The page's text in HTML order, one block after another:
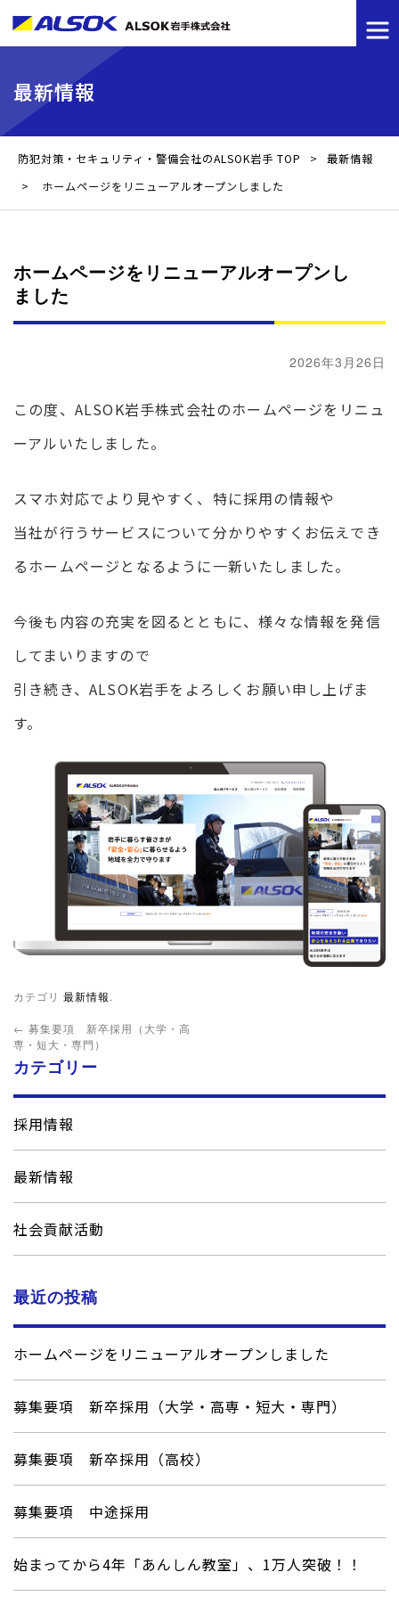
最新情報
防犯対策・セキュリティ・警備会社のALSOK岩手 TOP >
最新情報
>
ホームページをリニューアルオープンしました
ホームページをリニューアルオープンし
ました
2026年3月26日
この度、ALSOK岩手株式会社のホームページをリニュ
ーアルいたしました。
スマホ対応でより見やすく、特に採用の情報や
当社が行うサービスについて分かりやすくお伝えでき
るホームページとなるように一新いたしました。
今後も内容の充実を図るとともに、様々な情報を発信
してまいりますので
引き続き、ALSOK岩手をよろしくお願い申し上げま
す。
カテゴリ 最新情報.
← 募集要項 新卒採用（大学・高
専・短大・専門）
カテゴリー
採用情報
最新情報
社会貢献活動
最近の投稿
ホームページをリニューアルオープンしました
募集要項 新卒採用（大学・高専・短大・専門）
募集要項 新卒採用（高校）
募集要項 中途採用
始まってから4年「あんしん教室」、1万人突破！！